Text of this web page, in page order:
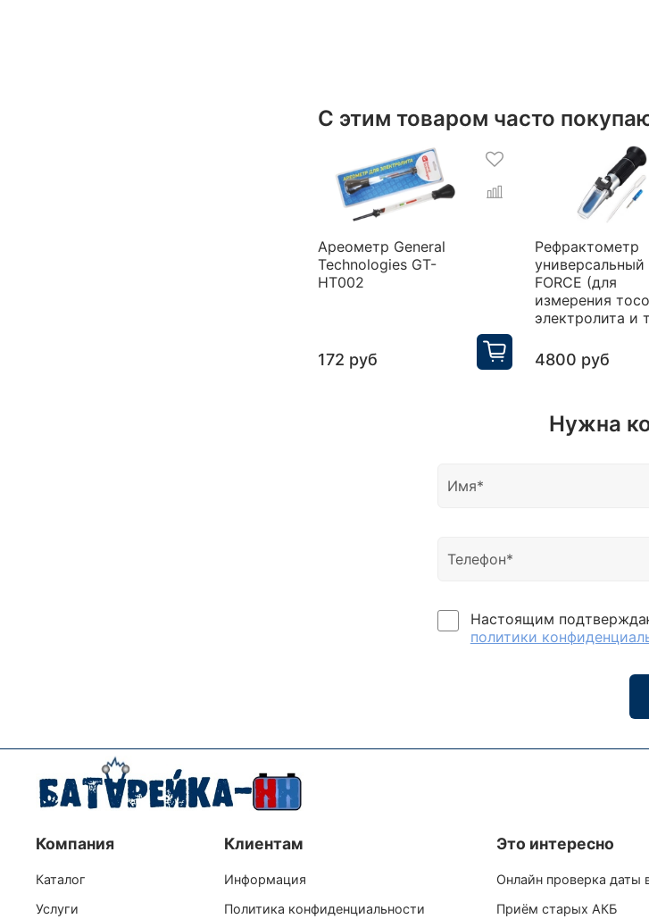
С этим товаром часто
Ареометр General
Technologies GT-
HT002
172 руб
Рефрактометр
универсальный
FORCE (для
измерения
электролита и
4800 руб
Нужна
Настоящим
политики
Компания
Каталог
Услуги
Клиентам
Информация
Политика конфиденциальности
Это интересно
Онлайн проверка даты
Приём старых АКБ